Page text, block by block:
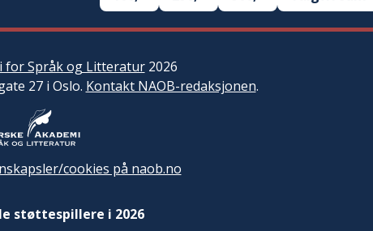
for Språk og Litteratur2026
27 i Oslo. Kontakt NAOB-redaksjonen.
cookies på naob.no
støttespillere i 2026